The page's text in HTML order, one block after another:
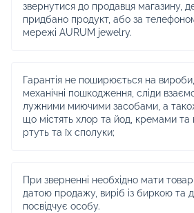
звернутися до продавця магазину,
придбано продукт, або за телефоном
мережі AURUM jewelry.
Гарантія не поширюється на
механічні пошкодження, сліди
лужними миючими засобами, а
що містять хлор та йод, кремами та
ртуть та їх сполуки;
При зверненні необхідно мати
датою продажу, виріб із биркою та
посвідчує особу.